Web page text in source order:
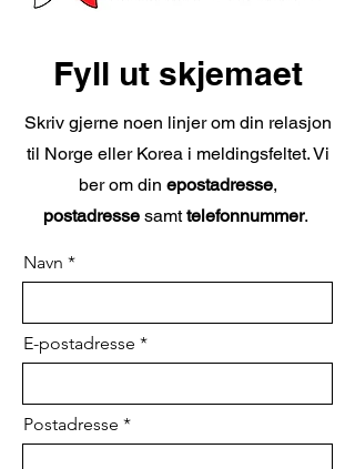
Fyll ut skjemaet
Skriv gjerne noen linjer om din relasjon
til Norge eller Korea i meldingsfeltet. Vi
ber om din epostadresse,
postadresse samttelefonnummer.
Navn
E-postadresse
Postadresse